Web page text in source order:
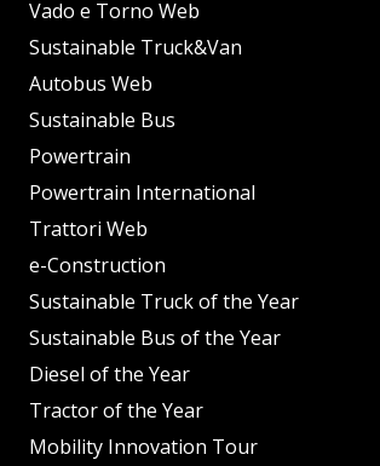
Vado e Torno Web
Sustainable Truck&Van
Autobus Web
Sustainable Bus
Powertrain
Powertrain International
Trattori Web
e-Construction
Sustainable Truck of the Year
Sustainable Bus of the Year
Diesel of the Year
Tractor of the Year
Mobility Innovation Tour